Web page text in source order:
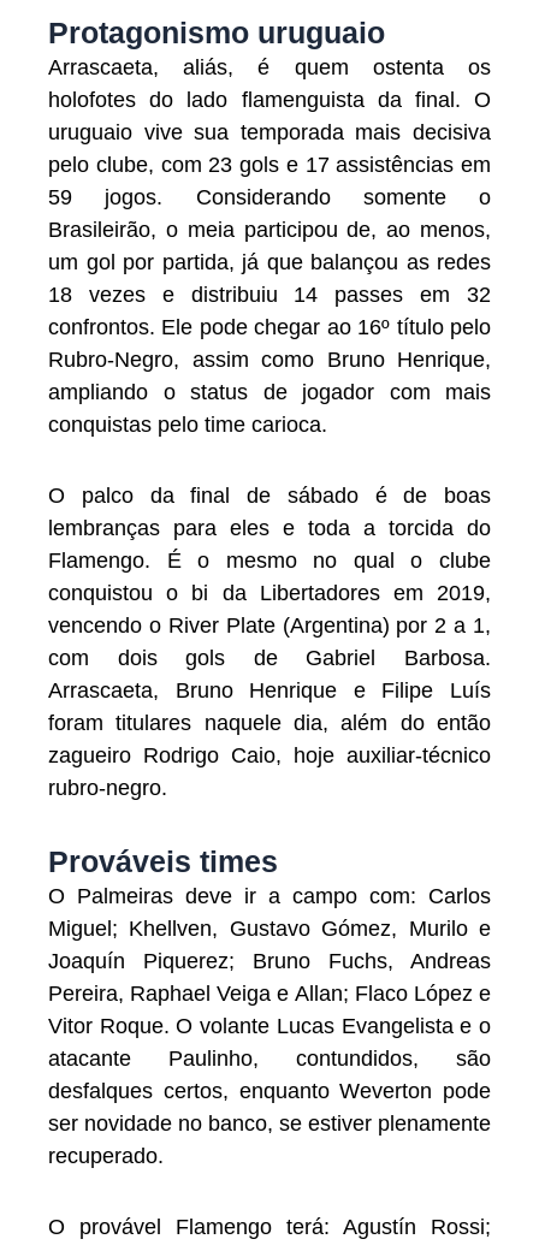
Protagonismo uruguaio
Arrascaeta, aliás, é quem ostenta os
holofotes do lado flamenguista da final. O
uruguaio vive sua temporada mais decisiva
pelo clube, com 23 gols e 17 assistências em
59 jogos. Considerando somente o
Brasileirão, o meia participou de, ao menos,
um gol por partida, já que balançou as redes
18 vezes e distribuiu 14 passes em 32
confrontos. Ele pode chegar ao 16º título pelo
Rubro-Negro, assim como Bruno Henrique,
ampliando o status de jogador com mais
conquistas pelo time carioca.
O palco da final de sábado é de boas
lembranças para eles e toda a torcida do
Flamengo. É o mesmo no qual o clube
conquistou o bi da Libertadores em 2019,
vencendo o River Plate (Argentina) por 2 a 1,
com dois gols de Gabriel Barbosa.
Arrascaeta, Bruno Henrique e Filipe Luís
foram titulares naquele dia, além do então
zagueiro Rodrigo Caio, hoje auxiliar-técnico
rubro-negro.
Prováveis times
O Palmeiras deve ir a campo com: Carlos
Miguel; Khellven, Gustavo Gómez, Murilo e
Joaquín Piquerez; Bruno Fuchs, Andreas
Pereira, Raphael Veiga e Allan; Flaco López e
Vitor Roque. O volante Lucas Evangelista e o
atacante Paulinho, contundidos, são
desfalques certos, enquanto Weverton pode
ser novidade no banco, se estiver plenamente
recuperado.
O provável Flamengo terá: Agustín Rossi;